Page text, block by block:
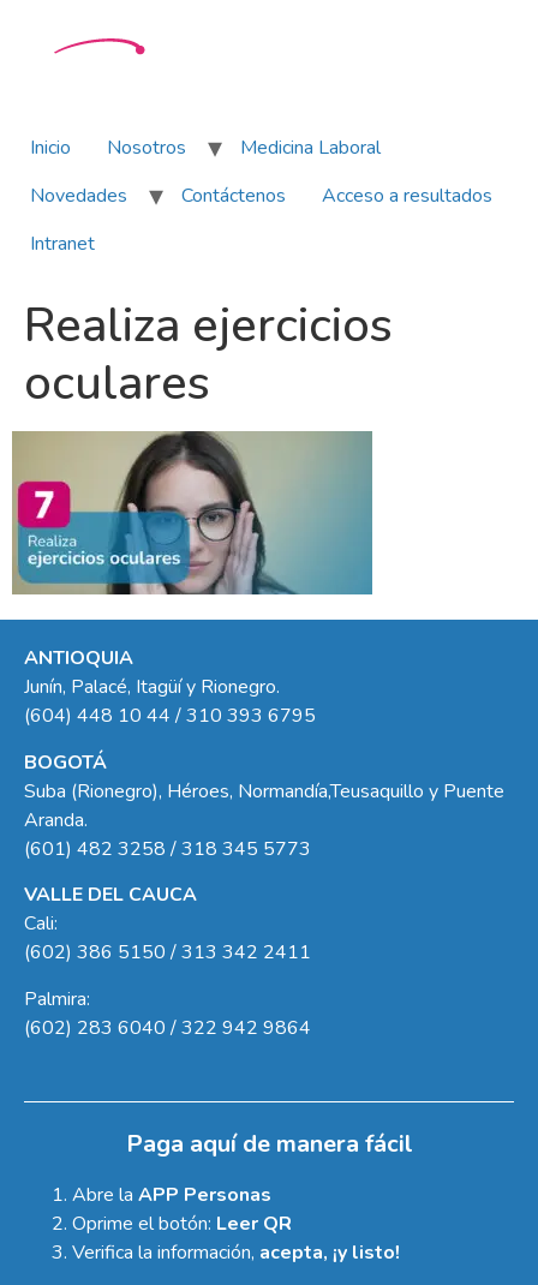
Inicio Nosotros
Medicina Laboral
Novedades
Contáctenos
Acceso a resultados
Intranet
Realiza ejercicios
oculares
ANTIOQUIA
Junín, Palacé, Itagüí y Rionegro.
(604) 448 10 44 / 310 393 6795
BOGOTÁ
Suba (Rionegro), Héroes, Normandía,Teusaquillo y Puente
Aranda.
(601) 482 3258 / 318 345 5773
VALLE DEL CAUCA
Cali:
(602) 386 5150 / 313 342 2411
Palmira:
(602) 283 6040 / 322 942 9864
Paga aquí de manera fácil
Abre la APP Personas
Oprime el botón: Leer QR
Verifica la información, acepta, ¡y listo!